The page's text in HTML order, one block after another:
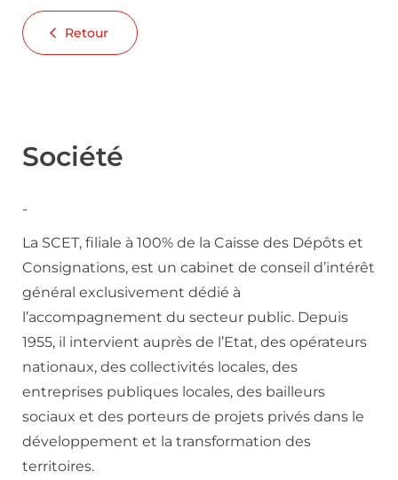
Retour
Société
-
La SCET, filiale à 100% de la Caisse des Dépôts et
Consignations, est un cabinet de conseil d’intérêt
général exclusivement dédié à
l’accompagnement du secteur public. Depuis
1955, il intervient auprès de l’Etat, des opérateurs
nationaux, des collectivités locales, des
entreprises publiques locales, des bailleurs
sociaux et des porteurs de projets privés dans le
développement et la transformation des
territoires.